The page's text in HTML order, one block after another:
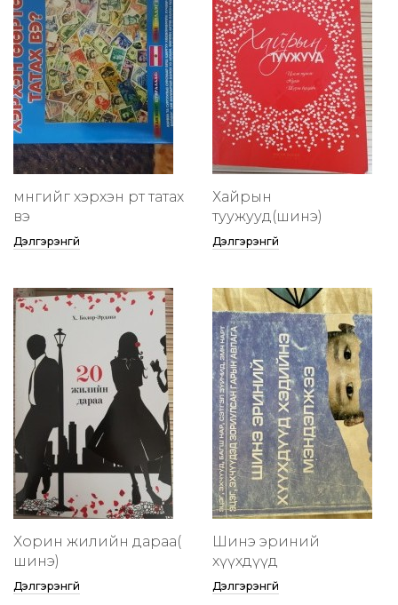
мөнгийг хэрхэн өөртөө татах
вэ
Дэлгэрэнгүй
Хайрын
туужууд(шинэ)
Дэлгэрэнгүй
Хорин жилийн дараа(
шинэ)
Дэлгэрэнгүй
Шинэ эриний
хүүхдүүд
Дэлгэрэнгүй